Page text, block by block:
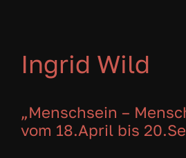
Ingrid Wild
„Menschsein –
vom 18.April bis